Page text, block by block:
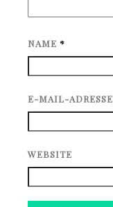
NAME *
E-MAIL-ADRESSE
WEBSITE